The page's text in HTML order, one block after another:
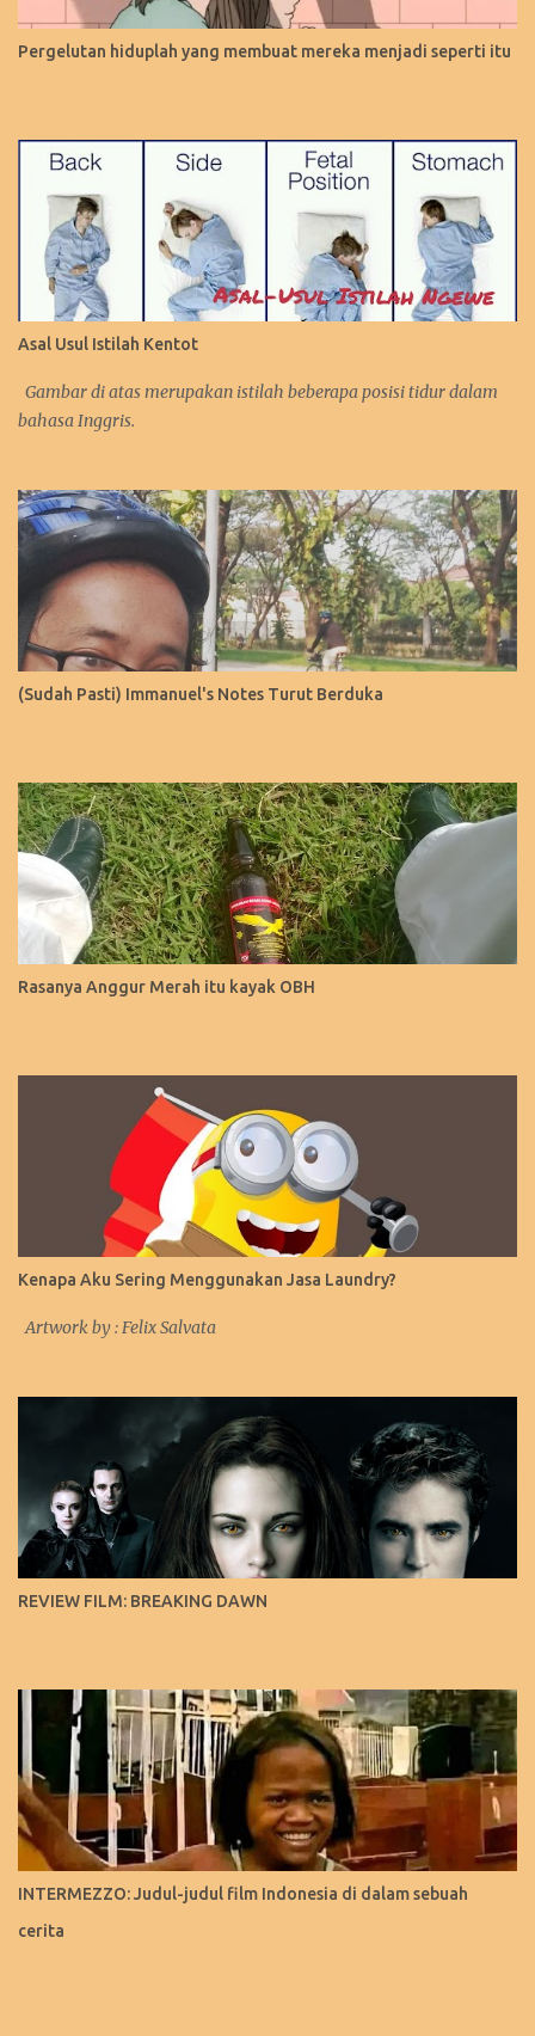
Pergelutan hiduplah yang membuat mereka menjadi seperti itu
Asal Usul Istilah Kentot
Gambar di atas merupakan istilah beberapa posisi tidur dalam
bahasa Inggris.
(Sudah Pasti) Immanuel's Notes Turut Berduka
Rasanya Anggur Merah itu kayak OBH
Kenapa Aku Sering Menggunakan Jasa Laundry?
Artwork by : Felix Salvata
REVIEW FILM: BREAKING DAWN
INTERMEZZO: Judul-judul film Indonesia di dalam sebuah
cerita